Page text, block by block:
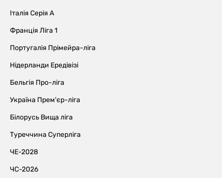
Італія Серія А
Франція Ліга 1
Португалія Прімейра-ліга
Нідерланди Ередівізі
Бельгія Про-ліга
Україна Прем'єр-ліга
Білорусь Вища ліга
Туреччина Суперліга
ЧЕ-2028
ЧС-2026